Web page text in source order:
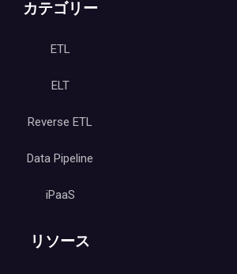
カテゴリー
ETL
ELT
Reverse ETL
Data Pipeline
iPaaS
リソース